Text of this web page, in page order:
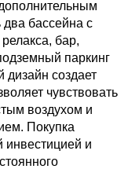
бассейна с
бар,
паркинг
создает
чувствовать
воздухом и
Покупка
инвестицией и